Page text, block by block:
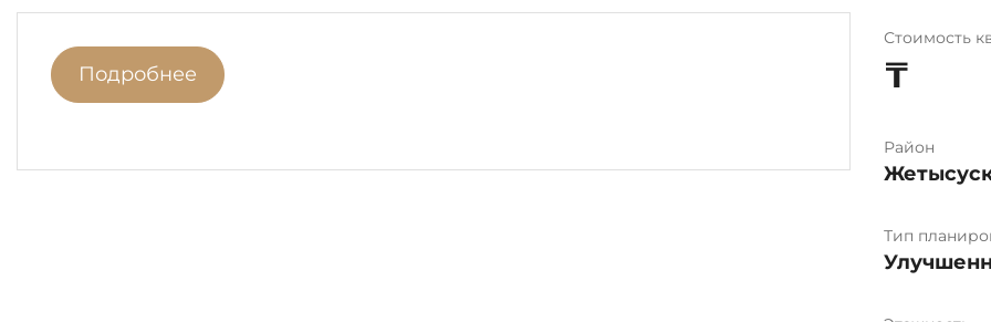
Подробнее
Стоимость
₸
Район
Тип